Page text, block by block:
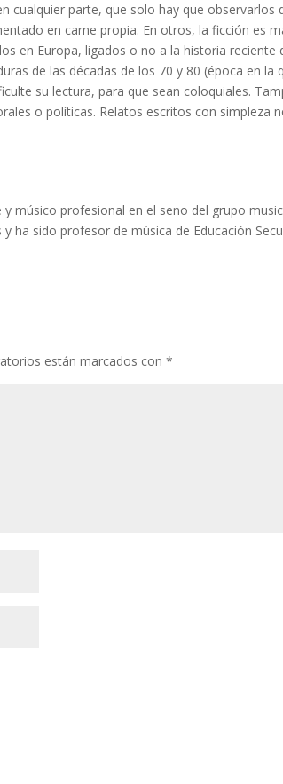
cualquier parte, que solo hay que
en carne propia. En otros, la ficción es
en Europa, ligados o no a la historia reciente
de las décadas de los 70 y 80 (época en
su lectura, para que sean coloquiales.
o políticas. Relatos escritos con simpleza
músico profesional en el seno del grupo
ha sido profesor de música de Educación
están marcados con*